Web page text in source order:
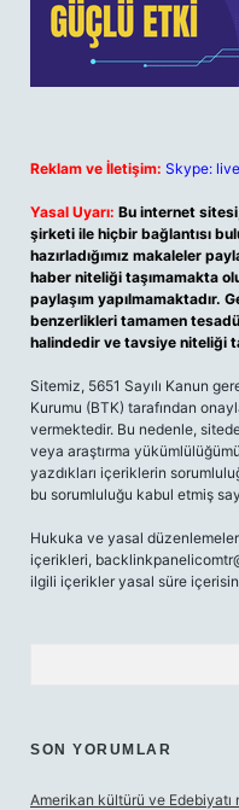
Reklam ve İletişim: Skype:
Yasal Uyarı: Bu internet
şirketi ile hiçbir bağlantısı
hazırladığımız makaleler
haber niteliği taşımamakta
paylaşım yapılmamaktadır.
benzerlikleri tamamen
halindedir ve tavsiye niteliği
Sitemiz, 5651 Sayılı Kanun
Kurumu (BTK) tarafından
vermektedir. Bu nedenle,
veya araştırma
yazdıkları içeriklerin
bu sorumluluğu kabul etmiş
Hukuka ve yasal
içerikleri,
ilgili içerikler yasal süre
SON YORUMLAR
Amerikan kültürü ve Edebiyatı